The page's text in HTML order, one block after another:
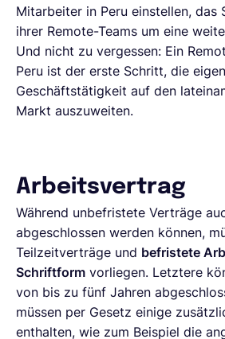
Mitarbeiter in Peru einstellen, das
ihrer Remote-Teams um eine
Und nicht zu vergessen: Ein
Peru ist der erste Schritt, die
Geschäftstätigkeit auf den
Markt auszuweiten.
Arbeitsvertrag
Während unbefristete Verträge
abgeschlossen werden können,
Teilzeitverträge und befristete
Schriftform vorliegen. Letztere
von bis zu fünf Jahren
müssen per Gesetz einige
enthalten, wie zum Beispiel die